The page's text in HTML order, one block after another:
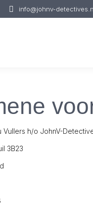
info@johnv-
Vullers h/o JohnV-
3B23